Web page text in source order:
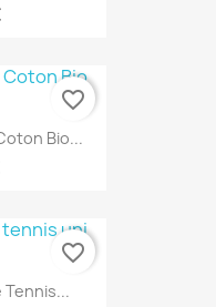
Bio...
favorite_border
Tennis...
favorite_border